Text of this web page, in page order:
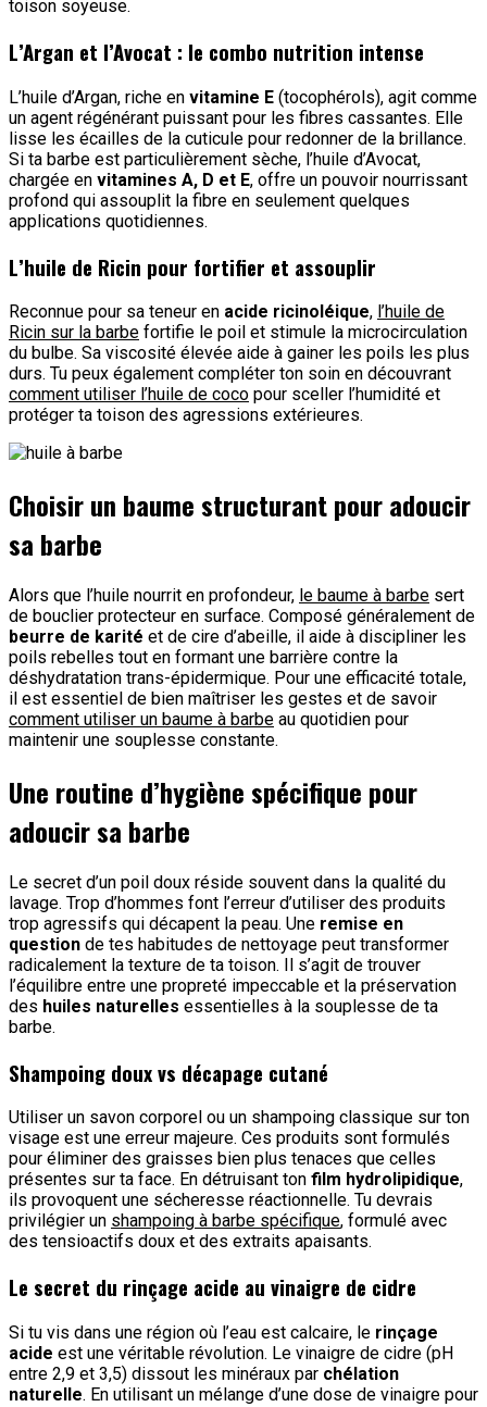
toison soyeuse.
L’Argan et l’Avocat : le combo nutrition intense
L’huile d’Argan, riche en vitamine E (tocophérols), agit comme
un agent régénérant puissant pour les fibres cassantes. Elle
lisse les écailles de la cuticule pour redonner de la brillance.
Si ta barbe est particulièrement sèche, l’huile d’Avocat,
chargée en vitamines A, D et E, offre un pouvoir nourrissant
profond qui assouplit la fibre en seulement quelques
applications quotidiennes.
L’huile de Ricin pour fortifier et assouplir
Reconnue pour sa teneur en acide ricinoléique, l’huile de
Ricin sur la barbe fortifie le poil et stimule la microcirculation
du bulbe. Sa viscosité élevée aide à gainer les poils les plus
durs. Tu peux également compléter ton soin en découvrant
comment utiliser l’huile de coco pour sceller l’humidité et
protéger ta toison des agressions extérieures.
Choisir un baume structurant pour adoucir
sa barbe
Alors que l’huile nourrit en profondeur, le baume à barbe sert
de bouclier protecteur en surface. Composé généralement de
beurre de karité et de cire d’abeille, il aide à discipliner les
poils rebelles tout en formant une barrière contre la
déshydratation trans-épidermique. Pour une efficacité totale,
il est essentiel de bien maîtriser les gestes et de savoir
comment utiliser un baume à barbe au quotidien pour
maintenir une souplesse constante.
Une routine d’hygiène spécifique pour
adoucir sa barbe
Le secret d’un poil doux réside souvent dans la qualité du
lavage. Trop d’hommes font l’erreur d’utiliser des produits
trop agressifs qui décapent la peau. Une remise en
question de tes habitudes de nettoyage peut transformer
radicalement la texture de ta toison. Il s’agit de trouver
l’équilibre entre une propreté impeccable et la préservation
des huiles naturelles essentielles à la souplesse de ta
barbe.
Shampoing doux vs décapage cutané
Utiliser un savon corporel ou un shampoing classique sur ton
visage est une erreur majeure. Ces produits sont formulés
pour éliminer des graisses bien plus tenaces que celles
présentes sur ta face. En détruisant ton film hydrolipidique,
ils provoquent une sécheresse réactionnelle. Tu devrais
privilégier un shampoing à barbe spécifique, formulé avec
des tensioactifs doux et des extraits apaisants.
Le secret du rinçage acide au vinaigre de cidre
Si tu vis dans une région où l’eau est calcaire, le rinçage
acide est une véritable révolution. Le vinaigre de cidre (pH
entre 2,9 et 3,5) dissout les minéraux par chélation
naturelle. En utilisant un mélange d’une dose de vinaigre pour